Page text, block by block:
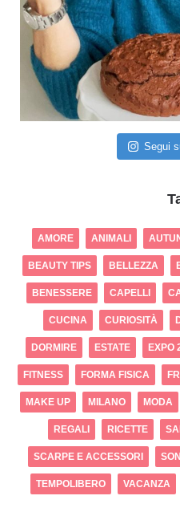
Segui
AMORE ANIMALI
BEAUTY TIPS BELLEZZA
BENESSERE CAPELLI
CUCINA CURIOSITÀ
DORMIRE ESTATE EXPO
FITNESS FORMA FISICA
MAKE UP MILANO MODA
REGALI RICETTE
SCARPE E ACCESSORI
TEMPOLIBERO VACANZA